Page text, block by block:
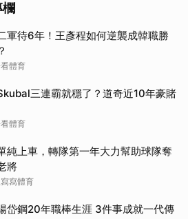
軍待6年！王彥程如何逆襲成韓職勝
體育
三連霸就穩了？道奇近10年豪賭
體育
純上車，轉隊第一年大力幫助球隊奪
將
寫體育
岱鋼20年職棒生涯 3件事成就一代傳